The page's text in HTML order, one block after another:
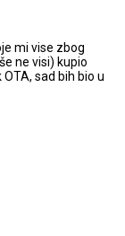
mi vise zbog
ne visi) kupio
sad bih bio u